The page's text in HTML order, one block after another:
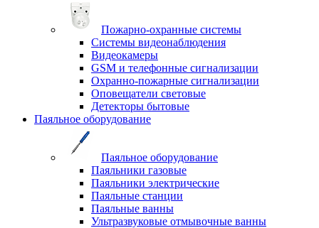
Пожарно-охранные системы
Системы видеонаблюдения
Видеокамеры
GSM и телефонные сигнализации
Охранно-пожарные сигнализации
Оповещатели световые
Детекторы бытовые
Паяльное оборудование
Паяльное оборудование
Паяльники газовые
Паяльники электрические
Паяльные станции
Паяльные ванны
Ультразвуковые отмывочные ванны